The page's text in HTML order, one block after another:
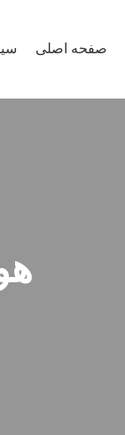
صفحه اصلی